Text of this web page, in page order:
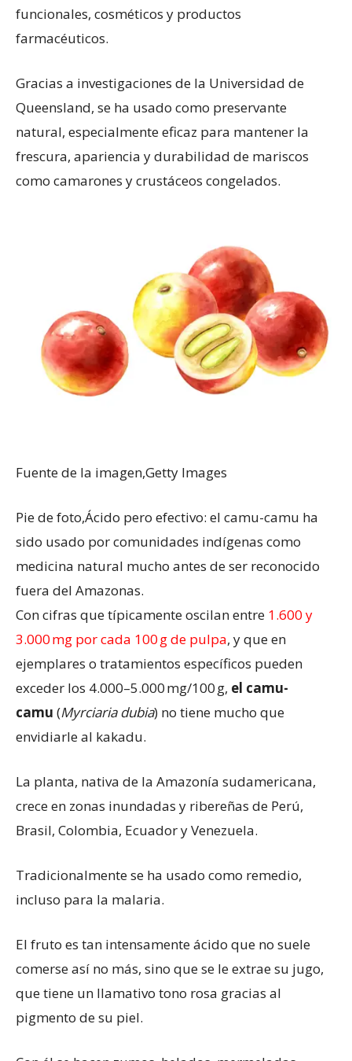
funcionales, cosméticos y productos
farmacéuticos.
Gracias a investigaciones de la Universidad de
Queensland, se ha usado como preservante
natural, especialmente eficaz para mantener la
frescura, apariencia y durabilidad de mariscos
como camarones y crustáceos congelados.
Fuente de la imagen,Getty Images
Pie de foto,Ácido pero efectivo: el camu-camu ha
sido usado por comunidades indígenas como
medicina natural mucho antes de ser reconocido
fuera del Amazonas.
Con cifras que típicamente oscilan entre 1.600 y
3.000 mg por cada 100 g de pulpa, y que en
ejemplares o tratamientos específicos pueden
exceder los 4.000–5.000 mg/100 g, el camu-
camu (Myrciaria dubia) no tiene mucho que
envidiarle al kakadu.
La planta, nativa de la Amazonía sudamericana,
crece en zonas inundadas y ribereñas de Perú,
Brasil, Colombia, Ecuador y Venezuela.
Tradicionalmente se ha usado como remedio,
incluso para la malaria.
El fruto es tan intensamente ácido que no suele
comerse así no más, sino que se le extrae su jugo,
que tiene un llamativo tono rosa gracias al
pigmento de su piel.